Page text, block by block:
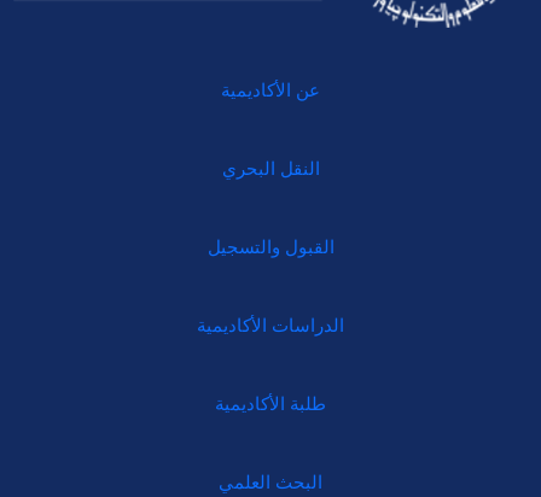
عن الأكاديمية
النقل البحري
القبول والتسجيل
الدراسات الأكاديمية
طلبة الأكاديمية
البحث العلمي